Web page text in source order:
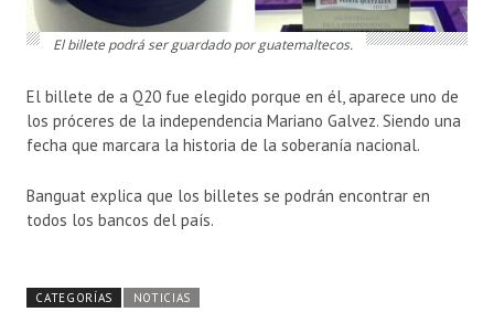
El billete podrá ser guardado por guatemaltecos.
El billete de a Q20 fue elegido porque en él, aparece uno de
los próceres de la independencia Mariano Galvez. Siendo una
fecha que marcara la historia de la soberanía nacional.
Banguat explica que los billetes se podrán encontrar en
todos los bancos del país.
CATEGORÍAS NOTICIAS